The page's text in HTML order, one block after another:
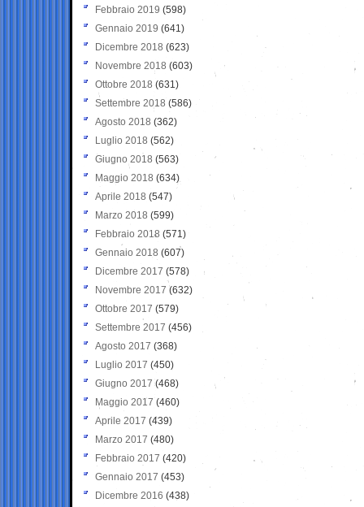
Febbraio 2019 (598)
Gennaio 2019 (641)
Dicembre 2018 (623)
Novembre 2018 (603)
Ottobre 2018 (631)
Settembre 2018 (586)
Agosto 2018 (362)
Luglio 2018 (562)
Giugno 2018 (563)
Maggio 2018 (634)
Aprile 2018 (547)
Marzo 2018 (599)
Febbraio 2018 (571)
Gennaio 2018 (607)
Dicembre 2017 (578)
Novembre 2017 (632)
Ottobre 2017 (579)
Settembre 2017 (456)
Agosto 2017 (368)
Luglio 2017 (450)
Giugno 2017 (468)
Maggio 2017 (460)
Aprile 2017 (439)
Marzo 2017 (480)
Febbraio 2017 (420)
Gennaio 2017 (453)
Dicembre 2016 (438)